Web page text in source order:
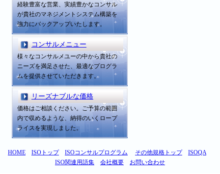
経験豊富な営業、実績豊かなコンサル
が貴社のマネジメントシステム構築を
強力にバックアップいたします。
コンサルメニュー
様々なコンサルメユーの中から貴社の
ニーズを満足させた、最適なプログラ
ムを提供させていただきます。
リーズナブルな価格
価格はご相談ください。ご予算の範囲
内で収めるような、納得のいくロープ
ライスを実現しました。
HOME ISOトップ ISOコンサルプログラム その他規格トップ
ISOQA
ISO関連用語集
会社概要 お問い合わせ